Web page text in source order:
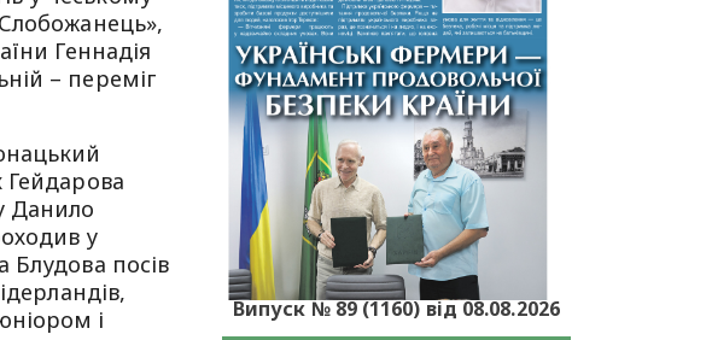
Геннадія
– переміг
Гейдарова
Данило
у
Блудова посів
і
Випуск № 89 (1160) від 08.08.2026